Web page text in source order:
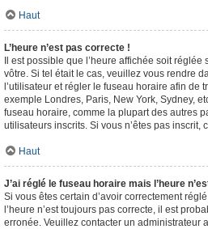
Haut
L’heure n’est pas correcte !
Il est possible que l’heure affichée soit
vôtre. Si tel était le cas, veuillez vous rendre
l’utilisateur et régler le fuseau horaire afin de
exemple Londres, Paris, New York, Sydney,
fuseau horaire, comme la plupart des autres
utilisateurs inscrits. Si vous n’êtes pas inscrit,
Haut
J’ai réglé le fuseau horaire mais l’heure
Si vous êtes certain d’avoir correctement
l’heure n’est toujours pas correcte, il est
erronée. Veuillez contacter un administrateur